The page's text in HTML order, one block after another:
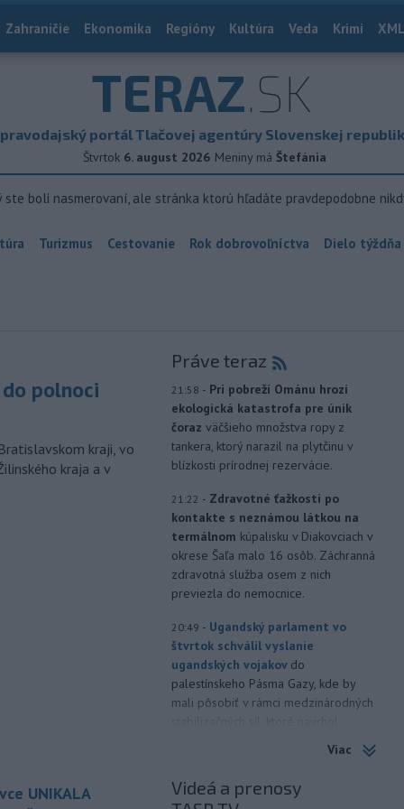
Zahraničie Ekonomika Regióny Kultúra Veda Krimi
TERAZ.SK
portál Tlačovej agentúry Slovenskej
Štvrtok 6. august 2026 Meniny má Štefánia
ste boli nasmerovaní, ale stránka ktorú hľadáte pravdepodobne
Turizmus Cestovanie Rok dobrovoľníctva Dielo týždňa
do polnoci
kraji, vo
kraja a v
UNIKALA
Práve teraz
21:58 - Pri pobreží Ománu hrozí
ekologická katastrofa pre únik
čoraz väčšieho množstva ropy z
tankera, ktorý narazil na plytčinu v
blízkosti prírodnej rezervácie.
21:22 - Zdravotné ťažkosti po
kontakte s neznámou látkou na
termálnom kúpalisku v Diakovciach v
okrese Šaľa malo 16 osôb. Záchranná
zdravotná služba osem z nich
previezla do nemocnice.
20:49 - Ugandský parlament vo
štvrtok schválil vyslanie
ugandských vojakov do
palestínskeho Pásma Gazy, kde by
mali pôsobiť v rámci medzinárodných
(FA) stiahla svoju podporu
Viac
Videá a prenosy